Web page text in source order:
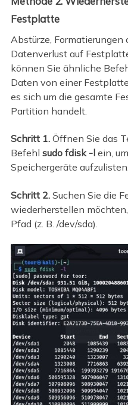
Festplatte
Abstürze,
Datenverlust auf
können Sie ähnliche
Daten von einer
es sich um die gesamte
Partition handelt.
Schritt 1.Öffnen Sie das
Befehl sudo fdisk -lein,
Speichergeräte aufzulisten.
Schritt 2.Suchen Sie die
wiederherstellen
Pfad (z. B. /dev/sda).